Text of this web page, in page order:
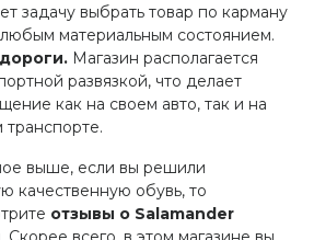
задачу выбрать товар по карману
материальным состоянием.
Магазин располагается
развязкой, что делает
как на своем авто, так и на
выше, если вы решили
качественную обувь, то
отзывы о Salamander